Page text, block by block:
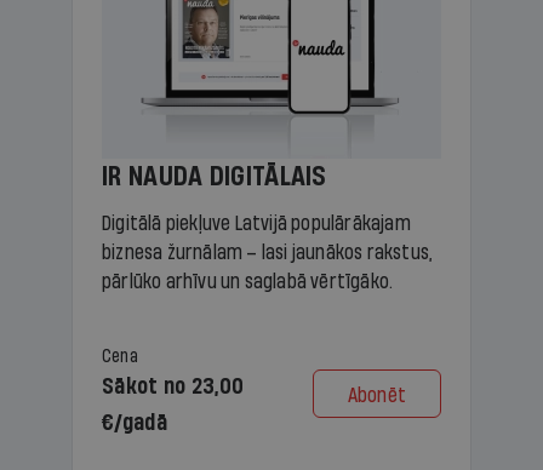
IR NAUDA DIGITĀLAIS
Digitālā piekļuve Latvijā populārākajam
biznesa žurnālam – lasi jaunākos rakstus,
pārlūko arhīvu un saglabā vērtīgāko.
Cena
Sākot no 23,00
€/gadā
Abonēt